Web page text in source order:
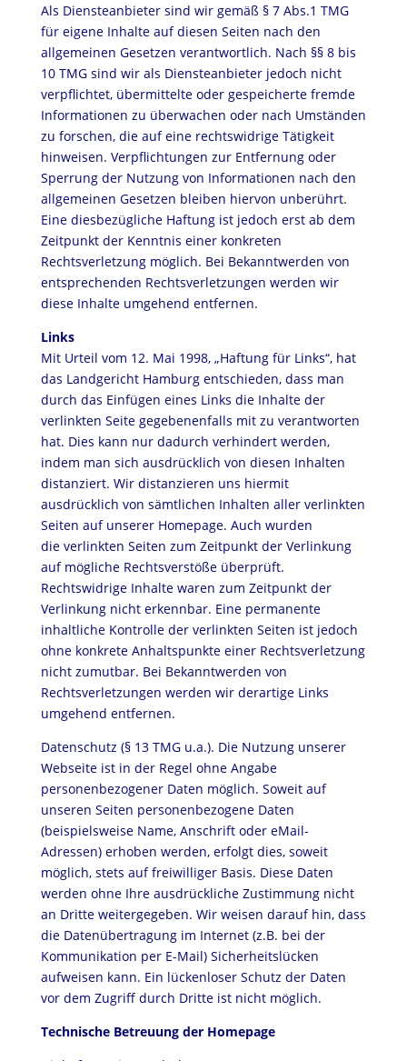
Als Diensteanbieter sind wir gemäß § 7 Abs.1 TMG
für eigene Inhalte auf diesen Seiten nach den
allgemeinen Gesetzen verantwortlich. Nach §§ 8 bis
10 TMG sind wir als Diensteanbieter jedoch nicht
verpflichtet, übermittelte oder gespeicherte fremde
Informationen zu überwachen oder nach Umständen
zu forschen, die auf eine rechtswidrige Tätigkeit
hinweisen. Verpflichtungen zur Entfernung oder
Sperrung der Nutzung von Informationen nach den
allgemeinen Gesetzen bleiben hiervon unberührt.
Eine diesbezügliche Haftung ist jedoch erst ab dem
Zeitpunkt der Kenntnis einer konkreten
Rechtsverletzung möglich. Bei Bekanntwerden von
entsprechenden Rechtsverletzungen werden wir
diese Inhalte umgehend entfernen.
Links
Mit Urteil vom 12. Mai 1998, „Haftung für Links“, hat
das Landgericht Hamburg entschieden, dass man
durch das Einfügen eines Links die Inhalte der
verlinkten Seite gegebenenfalls mit zu verantworten
hat. Dies kann nur dadurch verhindert werden,
indem man sich ausdrücklich von diesen Inhalten
distanziert. Wir distanzieren uns hiermit
ausdrücklich von sämtlichen Inhalten aller verlinkten
Seiten auf unserer Homepage. Auch wurden
die verlinkten Seiten zum Zeitpunkt der Verlinkung
auf mögliche Rechtsverstöße überprüft.
Rechtswidrige Inhalte waren zum Zeitpunkt der
Verlinkung nicht erkennbar. Eine permanente
inhaltliche Kontrolle der verlinkten Seiten ist jedoch
ohne konkrete Anhaltspunkte einer Rechtsverletzung
nicht zumutbar. Bei Bekanntwerden von
Rechtsverletzungen werden wir derartige Links
umgehend entfernen.
Datenschutz (§ 13 TMG u.a.). Die Nutzung unserer
Webseite ist in der Regel ohne Angabe
personenbezogener Daten möglich. Soweit auf
unseren Seiten personenbezogene Daten
(beispielsweise Name, Anschrift oder eMail-
Adressen) erhoben werden, erfolgt dies, soweit
möglich, stets auf freiwilliger Basis. Diese Daten
werden ohne Ihre ausdrückliche Zustimmung nicht
an Dritte weitergegeben. Wir weisen darauf hin, dass
die Datenübertragung im Internet (z.B. bei der
Kommunikation per E-Mail) Sicherheitslücken
aufweisen kann. Ein lückenloser Schutz der Daten
vor dem Zugriff durch Dritte ist nicht möglich.
Technische Betreuung der Homepage